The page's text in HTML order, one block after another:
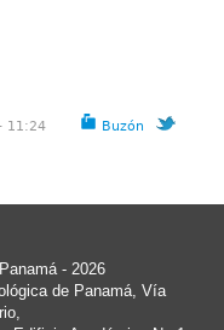
Buzón
11:24
- 2026
de Panamá, Vía